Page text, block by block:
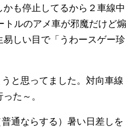
も停止してるから２車線中
トルのアメ車が邪魔だけど煽
しい目で「うわースゲー珍
と思ってました。対向車線
た～。
通ならする）暑い日差しを